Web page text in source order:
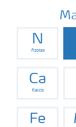
N
Azotas
Ca
Kalcis
Fe